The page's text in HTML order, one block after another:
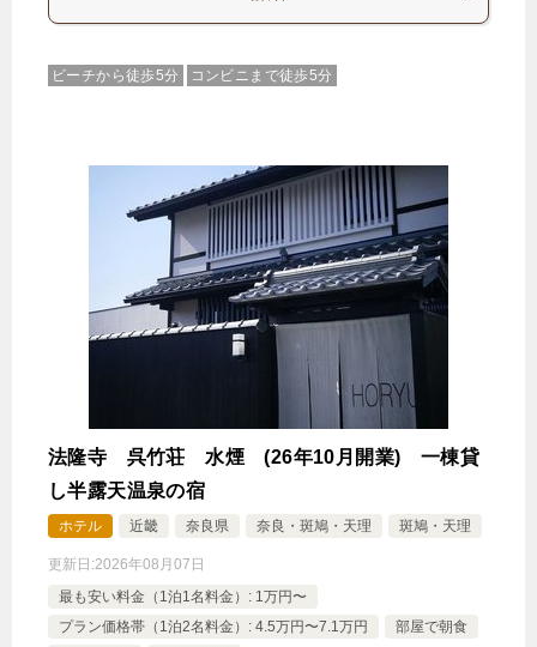
ビーチから徒歩5分 コンビニまで徒歩5分
法隆寺 呉竹荘 水煙 (26年10月開業) 一棟貸
し半露天温泉の宿
ホテル 近畿 奈良県 奈良・斑鳩・天理 斑鳩・天理
更新日:2026年08月07日
最も安い料金（1泊1名料金）: 1万円〜
プラン価格帯（1泊2名料金）: 4.5万円〜7.1万円
部屋で朝食